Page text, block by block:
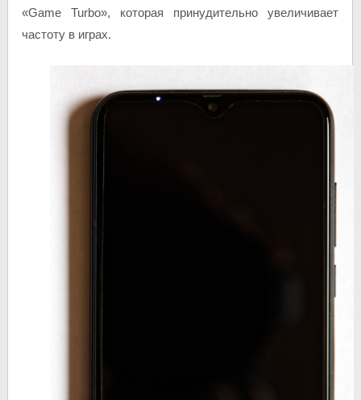
«Game Turbo», которая принудительно увеличивает
частоту в играх.